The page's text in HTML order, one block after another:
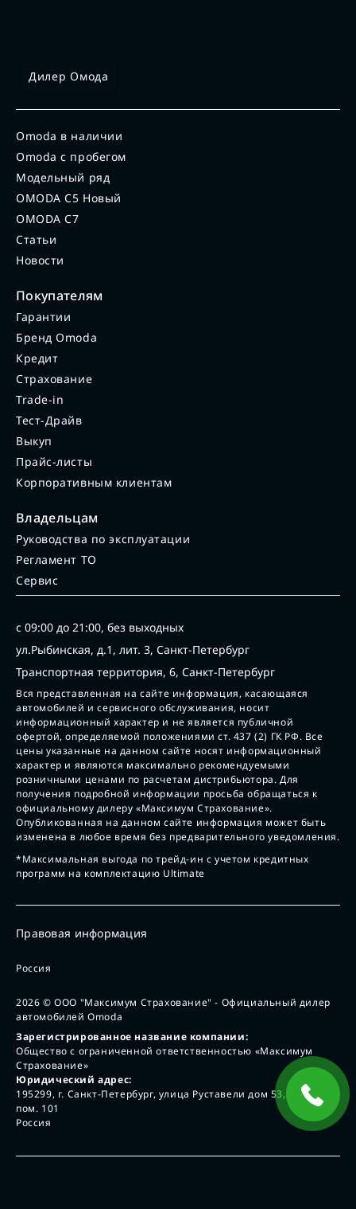
Дилер Омода
Omoda в наличии
Omoda с пробегом
Модельный ряд
OMODA C5 Новый
OMODA C7
Статьи
Новости
Покупателям
Гарантии
Бренд Omoda
Кредит
Страхование
Trade-in
Тест-Драйв
Выкуп
Прайс-листы
Корпоративным клиентам
Владельцам
Руководства по эксплуатации
Регламент ТО
Сервис
с 09:00 до 21:00, без выходных
ул.Рыбинская, д.1, лит. 3, Санкт-Петербург
Транспортная территория, 6, Санкт-Петербург
Вся представленная на сайте информация, касающаяся
автомобилей и сервисного обслуживания, носит
информационный характер и не является публичной
офертой, определяемой положениями ст. 437 (2) ГК РФ. Все
цены указанные на данном сайте носят информационный
характер и являются максимально рекомендуемыми
розничными ценами по расчетам дистрибьютора. Для
получения подробной информации просьба обращаться к
официальному дилеру «Максимум Страхование».
Опубликованная на данном сайте информация может быть
изменена в любое время без предварительного уведомления.
*Максимальная выгода по трейд-ин с учетом кредитных
программ на комплектацию Ultimate
Правовая информация
Россия
2026 © ООО "Максимум Страхование" - Официальный дилер
автомобилей Omoda
Зарегистрированное название компании:
Общество с ограниченной ответственностью «Максимум
Страхование»
Юридический адрес:
195299, г. Санкт-Петербург, улица Руставели дом 53, лит А,
пом. 101
Россия